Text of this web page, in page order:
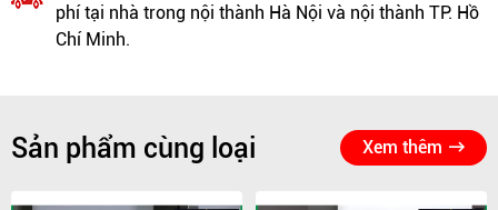
phí tại nhà trong nội thành Hà Nội và nội thành TP. Hồ
Chí Minh.
Sản phẩm cùng loại Xem thêm